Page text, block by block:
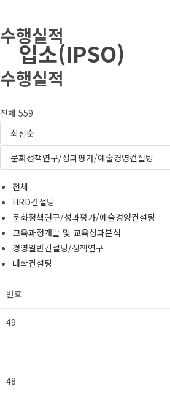
Skip
to
content입소(IPSO)
수행실적
수행실적
전체 559
전체
HRD컨설팅
문화정책연구/성과평가/예술경영컨설팅
교육과정개발 및 교육성과분석
경영일반컨설팅/정책연구
대학컨설팅
번호
49
48